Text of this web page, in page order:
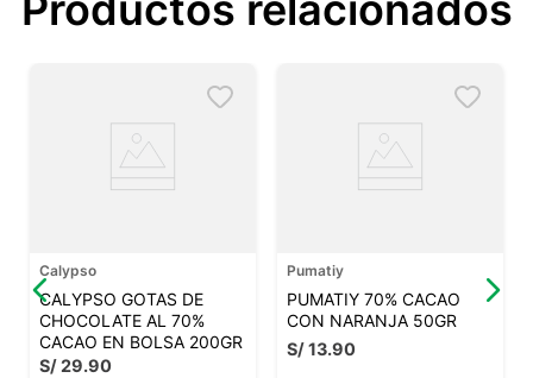
Calypso
CALYPSO GOTAS DE
CHOCOLATE AL 70%
CACAO EN BOLSA 200GR
S/29.90
Pumatiy
PUMATIY 70% CACAO
CON NARANJA 50GR
S/13.90